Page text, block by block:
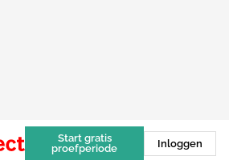
Start gratis
proefperiode
Inloggen